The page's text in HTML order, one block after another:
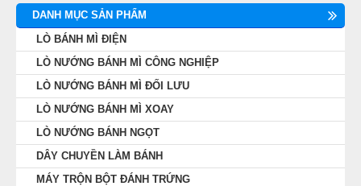
DANH MỤC SẢN PHẨM
LÒ BÁNH MÌ ĐIỆN
LÒ NƯỚNG BÁNH MÌ CÔNG NGHIỆP
LÒ NƯỚNG BÁNH MÌ ĐỐI LƯU
LÒ NƯỚNG BÁNH MÌ XOAY
LÒ NƯỚNG BÁNH NGỌT
DÂY CHUYỀN LÀM BÁNH
MÁY TRỘN BỘT ĐÁNH TRỨNG